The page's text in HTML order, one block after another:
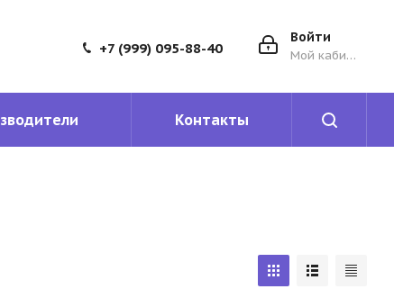
Войти
Мой кабинет
+7 (999) 095-88-40
Контакты